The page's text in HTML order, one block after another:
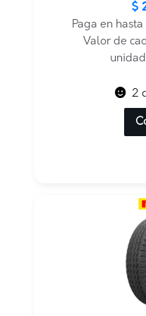
original
actual
$
Paga en
Valor de
2